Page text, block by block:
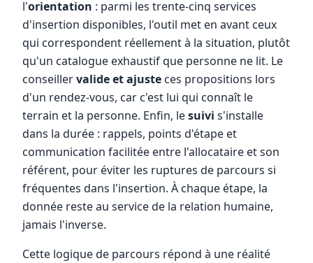
l'orientation : parmi les trente-cinq services
d'insertion disponibles, l'outil met en avant ceux
qui correspondent réellement à la situation, plutôt
qu'un catalogue exhaustif que personne ne lit. Le
conseillervalide et ajuste ces propositions lors
d'un rendez-vous, car c'est lui qui connaît le
terrain et la personne. Enfin, lesuivi s'installe
dans la durée : rappels, points d'étape et
communication facilitée entre l'allocataire et son
référent, pour éviter les ruptures de parcours si
fréquentes dans l'insertion. À chaque étape, la
donnée reste au service de la relation humaine,
jamais l'inverse.
Cette logique de parcours répond à une réalité